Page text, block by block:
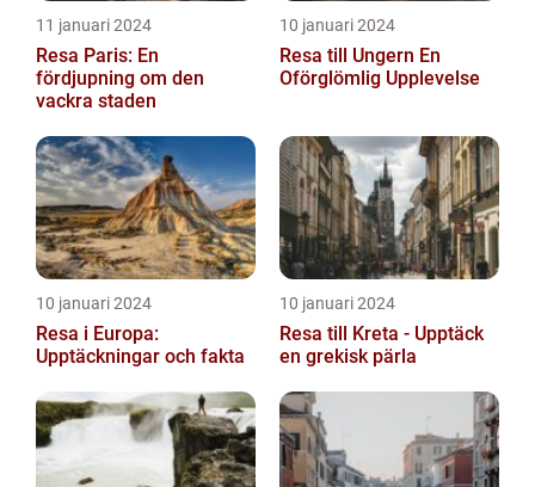
11 januari 2024
Resa Paris: En
fördjupning om den
vackra staden
10 januari 2024
Resa till Ungern En
Oförglömlig Upplevelse
10 januari 2024
Resa i Europa:
Upptäckningar och fakta
10 januari 2024
Resa till Kreta - Upptäck
en grekisk pärla